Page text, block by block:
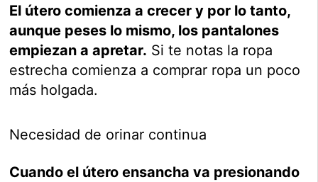
El útero comienza a crecer y por lo tanto,
aunque peses lo mismo, los pantalones
empiezan a apretar. Si te notas la ropa
estrecha comienza a comprar ropa un poco
más holgada.
Necesidad de orinar continua
Cuando el útero ensancha va presionando